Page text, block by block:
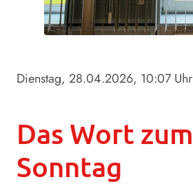
Dienstag, 28.04.2026, 10:07 Uhr
Das Wort zum
Sonntag